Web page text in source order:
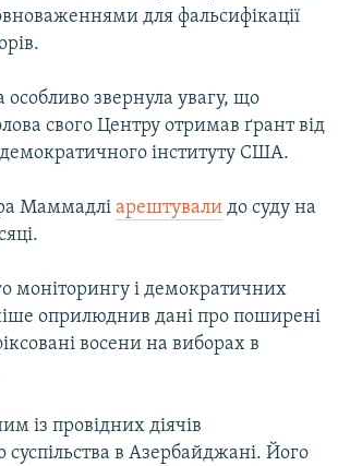
для фальсифікації
особливо звернула увагу, що
свого Центру отримав ґрант від
інституту США.
Маммадлі арештували до суду на
моніторингу і демократичних
оприлюднив дані про поширені
восени на виборах в
із провідних діячів
суспільства в Азербайджані. Його